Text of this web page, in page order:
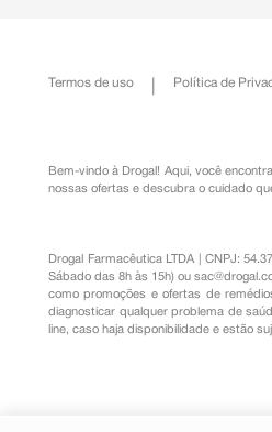
Termos de uso Política de
Bem-vindo à Drogal! Aqui, você
nossas ofertas e descubra o cuidado
Drogal Farmacêutica LTDA | CNPJ:
Sábado das 8h às 15h) ou
como promoções e ofertas de
diagnosticar qualquer problema de
line, caso haja disponibilidade e estão